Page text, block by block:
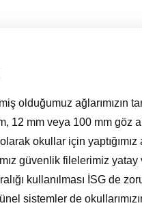
olduğumuz ağlarımızın
12 mm veya 100 mm göz
okullar için
güvenlik filelerimiz
kullanılması İSG de
sistemler de